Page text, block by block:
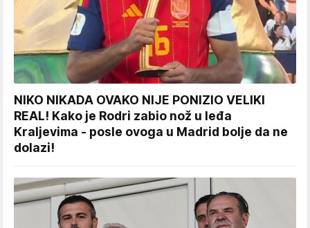
NIKO NIKADA OVAKO NIJE PONIZIO VELIKI
REAL! Kako je Rodri zabio nož u leđa
Kraljevima - posle ovoga u Madrid bolje da ne
dolazi!